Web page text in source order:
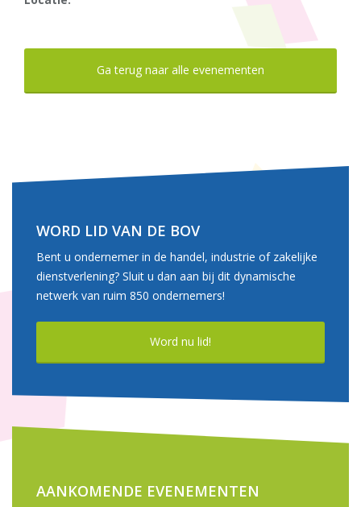
Ga terug naar alle evenementen
WORD LID VAN DE BOV
Bent u ondernemer in de handel, industrie of zakelijke
dienstverlening? Sluit u dan aan bij dit dynamische
netwerk van ruim 850 ondernemers!
Word nu lid!
AANKOMENDE EVENEMENTEN